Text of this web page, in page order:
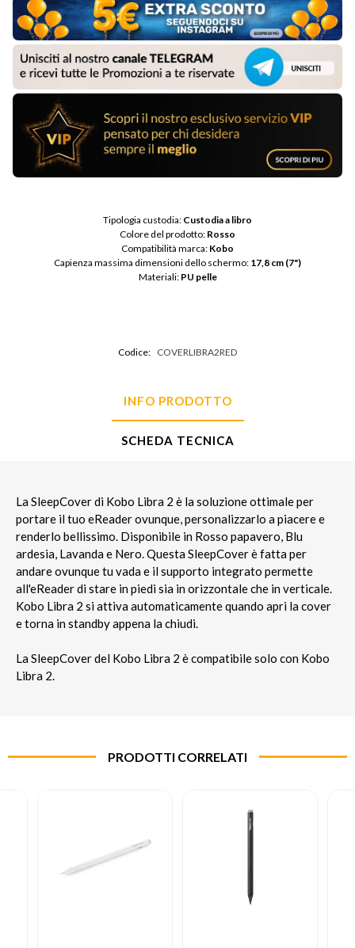
Tipologia custodia: Custodia a libro
Colore del prodotto: Rosso
Compatibilità marca: Kobo
Capienza massima dimensioni dello schermo: 17,8 cm (7")
Materiali: PU pelle
Codice: COVERLIBRA2RED
INFO PRODOTTO
SCHEDA TECNICA
La SleepCover di Kobo Libra 2 è la soluzione ottimale per
portare il tuo eReader ovunque, personalizzarlo a piacere e
renderlo bellissimo. Disponibile in Rosso papavero, Blu
ardesia, Lavanda e Nero. Questa SleepCover è fatta per
andare ovunque tu vada e il supporto integrato permette
all'eReader di stare in piedi sia in orizzontale che in verticale.
Kobo Libra 2 si attiva automaticamente quando apri la cover
e torna in standby appena la chiudi.
La SleepCover del Kobo Libra 2 è compatibile solo con Kobo
Libra 2.
PRODOTTI CORRELATI